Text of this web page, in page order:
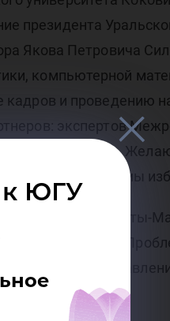
к ЮГУ
президента
Якова Петровича
компьютерной
и проведению
экспертов
Джет».
которое все мы
Сысерти, Ханты-
на секции
системы